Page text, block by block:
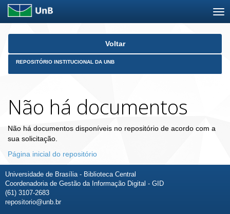
Skip
Voltar
REPOSITÓRIO INSTITUCIONAL DA UNB
Não há documentos
Não há documentos disponíveis no repositório de acordo com a
sua solicitação.
Página inicial do repositório
Universidade de Brasília - Biblioteca Central
Coordenadoria de Gestão da Informação Digital - GID
(61) 3107-2683
repositorio@unb.br